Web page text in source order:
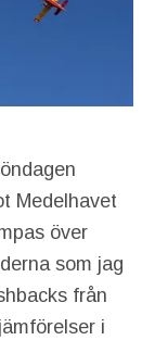
Medelhavet
över
som jag
från
i